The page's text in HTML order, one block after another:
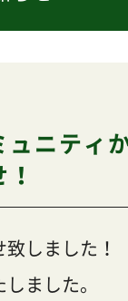
ュニティ
しました！
ました。